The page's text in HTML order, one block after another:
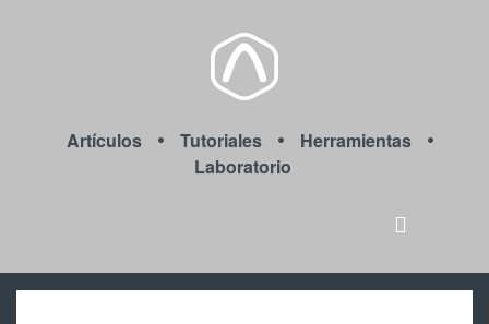
Artículos Tutoriales
Herramientas
Laboratorio